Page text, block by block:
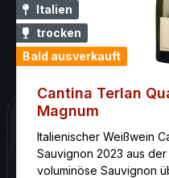
Italien
trocken
Bald ausverkauft
Cantina Terlan
Magnum
Italienischer Weißwein
Sauvignon 2023 aus
voluminöse Sauvignon